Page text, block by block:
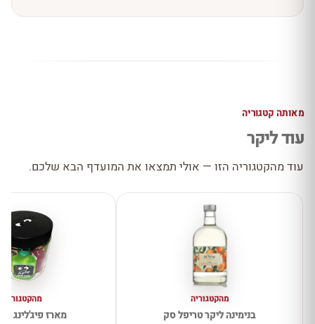
מאותה קטגוריה
עוד ליקר
עוד מהקטגוריה הזו — אולי תמצאו את המועדף הבא שלכם.
מהקטגוריה
בנימינה ליקר טריפל סק
מהקטגוריה
מארז פיג'לינג 8 יחידות